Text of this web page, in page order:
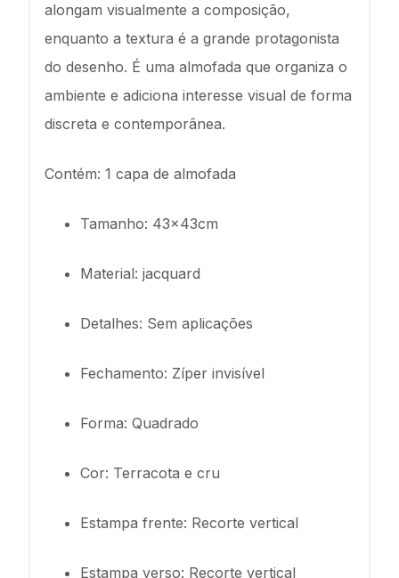
alongam visualmente a composição,
enquanto a textura é a grande protagonista
do desenho. É uma almofada que organiza o
ambiente e adiciona interesse visual de forma
discreta e contemporânea.
Contém: 1 capa de almofada
Tamanho: 43x43cm
Material: jacquard
Detalhes: Sem aplicações
Fechamento: Zíper invisível
Forma: Quadrado
Cor: Terracota e cru
Estampa frente: Recorte vertical
Estampa verso: Recorte vertical